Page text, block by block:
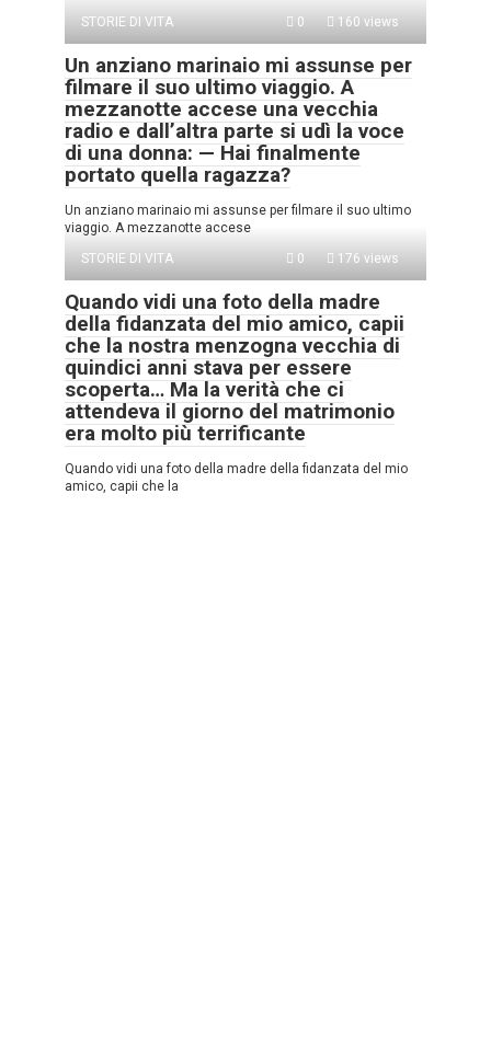
STORIE DI VITA
0 160 views
Un anziano marinaio mi assunse per
filmare il suo ultimo viaggio. A
mezzanotte accese una vecchia
radio e dall’altra parte si udì la voce
di una donna: — Hai finalmente
portato quella ragazza?
Un anziano marinaio mi assunse per filmare il suo ultimo
viaggio. A mezzanotte accese
STORIE DI VITA
0 176 views
Quando vidi una foto della madre
della fidanzata del mio amico, capii
che la nostra menzogna vecchia di
quindici anni stava per essere
scoperta… Ma la verità che ci
attendeva il giorno del matrimonio
era molto più terrificante
Quando vidi una foto della madre della fidanzata del mio
amico, capii che la